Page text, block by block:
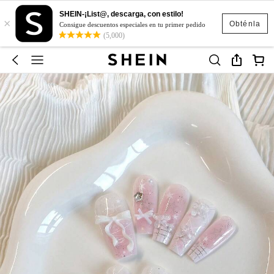
Obténla
×
SHEIN-¡List@, descarga, con estilo!
Consigue descuentos especiales en tu primer pedido
(5,000)